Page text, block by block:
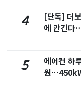
4
[단독] 더
에 안긴다
5
에어컨 하
원